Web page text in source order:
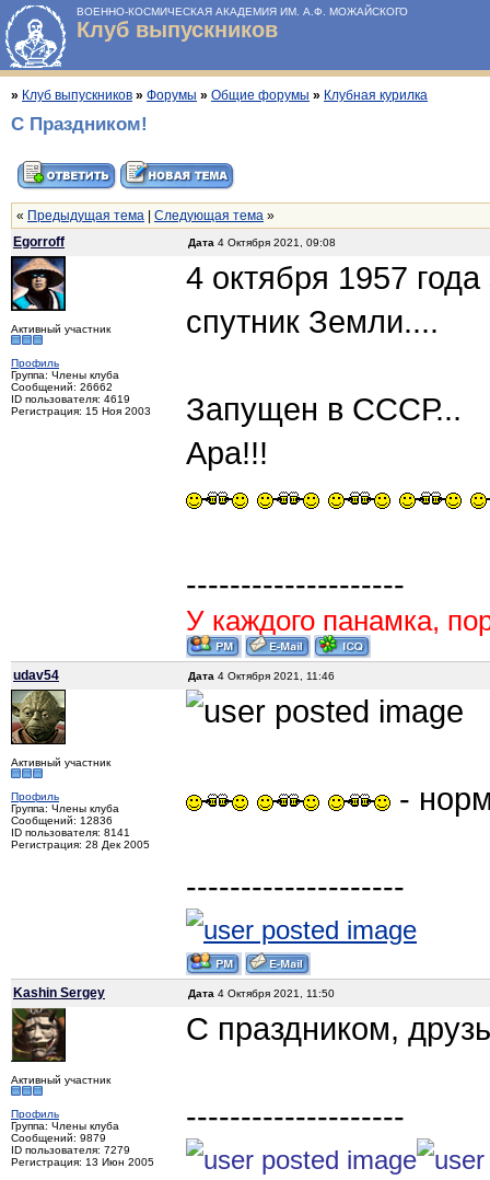
ВОЕННО-КОСМИЧЕСКАЯ АКАДЕМИЯ ИМ. А.Ф. МОЖАЙСКОГО
Клуб выпускников
» Клуб выпускников » Форумы » Общие форумы » Клубная курилка
С Праздником!
« Предыдущая тема Следующая тема »
Egorroff
Дата 4 Октября 2021, 09:08
Активный участник
Профиль
Группа: Члены клуба
Сообщений: 26662
ID пользователя: 4619
Регистрация: 15 Ноя 2003
4 октября 1957
спутник Земли....
Запущен в СССР...
Ара!!!
--------------------
У каждого панамка,
udav54 Дата 4 Октября 2021, 11:46
Активный участник
Профиль
Группа: Члены клуба
Сообщений: 12836
ID пользователя: 8141
Регистрация: 28 Дек 2005
-
--------------------
Kashin Sergey Дата 4 Октября 2021, 11:50
Активный участник
Профиль
Группа: Члены клуба
Сообщений: 9879
ID пользователя: 7279
Регистрация: 13 Июн 2005
С праздником,
--------------------